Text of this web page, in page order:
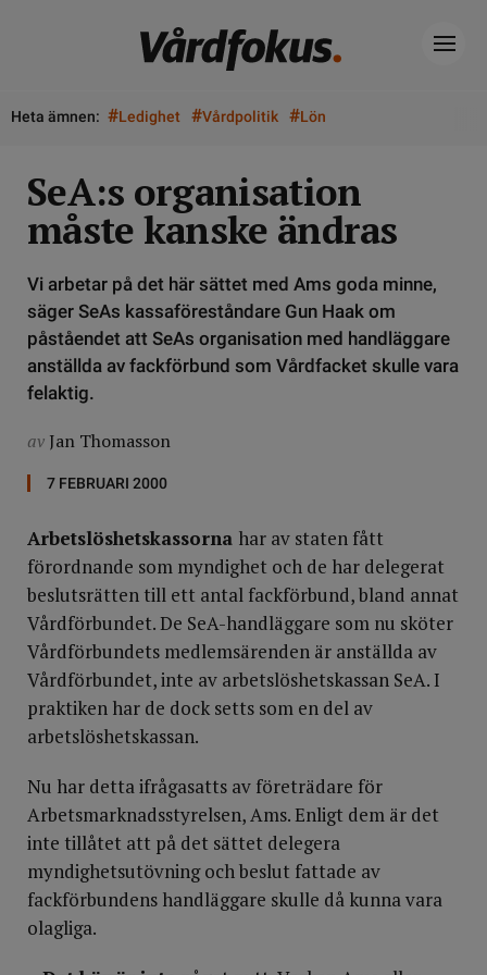
Heta ämnen: #Ledighet #Vårdpolitik #Lön
SeA:s organisation
måste kanske ändras
Vi arbetar på det här sättet med Ams goda minne,
säger SeAs kassaföreståndare Gun Haak om
påståendet att SeAs organisation med handläggare
anställda av fackförbund som Vårdfacket skulle vara
felaktig.
av Jan Thomasson
7 FEBRUARI 2000
Arbetslöshetskassorna har av staten fått
förordnande som myndighet och de har delegerat
beslutsrätten till ett antal fackförbund, bland annat
Vårdförbundet. De SeA-handläggare som nu sköter
Vårdförbundets medlemsärenden är anställda av
Vårdförbundet, inte av arbetslöshetskassan SeA. I
praktiken har de dock setts som en del av
arbetslöshetskassan.
Nu har detta ifrågasatts av företrädare för
Arbetsmarknadsstyrelsen, Ams. Enligt dem är det
inte tillåtet att på det sättet delegera
myndighetsutövning och beslut fattade av
fackförbundens handläggare skulle då kunna vara
olagliga.